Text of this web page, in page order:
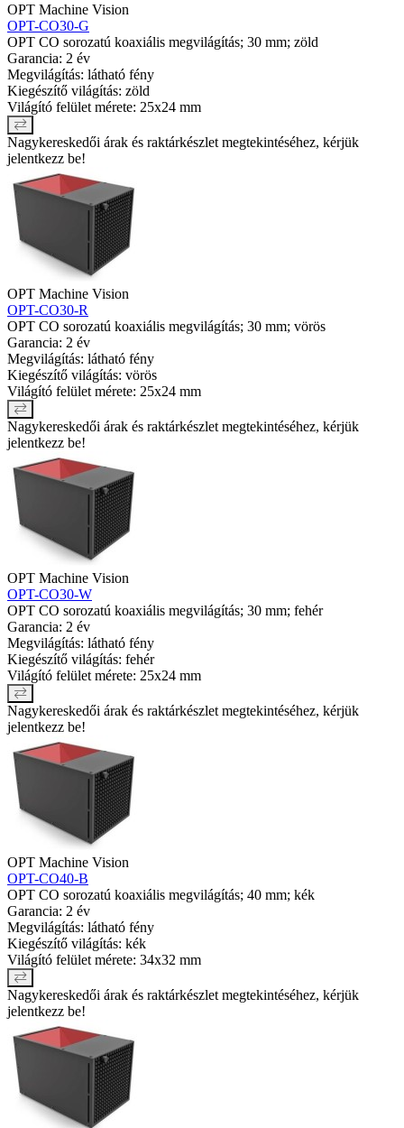
OPT Machine Vision
OPT-CO30-G
OPT CO sorozatú koaxiális megvilágítás; 30 mm; zöld
Garancia: 2 év
Megvilágítás: látható fény
Kiegészítő világítás: zöld
Világító felület mérete: 25x24 mm
Nagykereskedői árak és raktárkészlet megtekintéséhez, kérjük
jelentkezz be!
OPT Machine Vision
OPT-CO30-R
OPT CO sorozatú koaxiális megvilágítás; 30 mm; vörös
Garancia: 2 év
Megvilágítás: látható fény
Kiegészítő világítás: vörös
Világító felület mérete: 25x24 mm
Nagykereskedői árak és raktárkészlet megtekintéséhez, kérjük
jelentkezz be!
OPT Machine Vision
OPT-CO30-W
OPT CO sorozatú koaxiális megvilágítás; 30 mm; fehér
Garancia: 2 év
Megvilágítás: látható fény
Kiegészítő világítás: fehér
Világító felület mérete: 25x24 mm
Nagykereskedői árak és raktárkészlet megtekintéséhez, kérjük
jelentkezz be!
OPT Machine Vision
OPT-CO40-B
OPT CO sorozatú koaxiális megvilágítás; 40 mm; kék
Garancia: 2 év
Megvilágítás: látható fény
Kiegészítő világítás: kék
Világító felület mérete: 34x32 mm
Nagykereskedői árak és raktárkészlet megtekintéséhez, kérjük
jelentkezz be!